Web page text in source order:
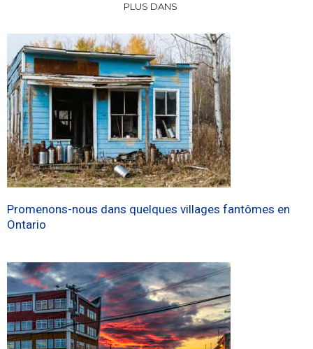
PLUS DANS
Promenons-nous dans quelques villages fantômes en
Ontario